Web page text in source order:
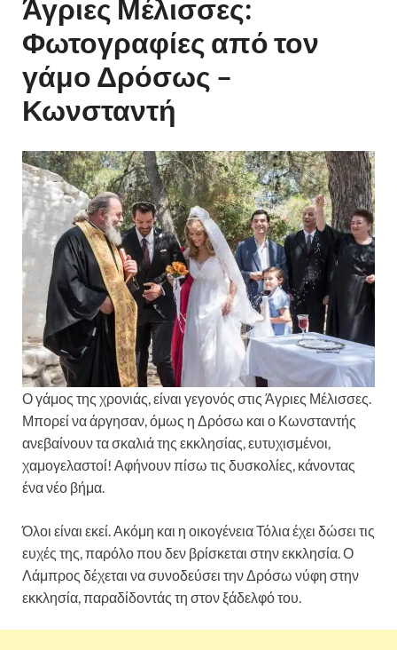
Άγριες Μέλισσες:
Φωτογραφίες από τον
γάμο Δρόσως –
Κωνσταντή
Ο γάμος της χρονιάς, είναι γεγονός στις Άγριες Μέλισσες.
Μπορεί να άργησαν, όμως η Δρόσω και ο Κωνσταντής
ανεβαίνουν τα σκαλιά της εκκλησίας, ευτυχισμένοι,
χαμογελαστοί! Αφήνουν πίσω τις δυσκολίες, κάνοντας
ένα νέο βήμα.
Όλοι είναι εκεί. Ακόμη και η οικογένεια Τόλια έχει δώσει τις
ευχές της, παρόλο που δεν βρίσκεται στην εκκλησία. Ο
Λάμπρος δέχεται να συνοδεύσει την Δρόσω νύφη στην
εκκλησία, παραδίδοντάς τη στον ξάδελφό του.